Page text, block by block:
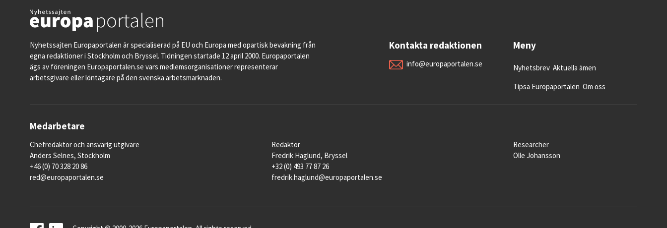
Nyhetssajten Europaportalen är specialiserad på EU och Europa med opartisk bevakning från
egna redaktioner i Stockholm och Bryssel. Tidningen startade 12 april 2000. Europaportalen
ägs av föreningen Europaportalen.se vars medlemsorganisationer representerar
arbetsgivare eller löntagare på den svenska arbetsmarknaden.
Kontakta redaktionen
info@europaportalen.se
Meny
Nyhetsbrev Aktuella ämen
Tipsa Europaportalen Om oss
Medarbetare
Chefredaktör och ansvarig utgivare
Anders Selnes, Stockholm
+46 (0) 70 328 20 86
red@europaportalen.se
Redaktör
Fredrik Haglund, Bryssel
+32 (0) 493 77 87 26
fredrik.haglund@europaportalen.se
Researcher
Olle Johansson